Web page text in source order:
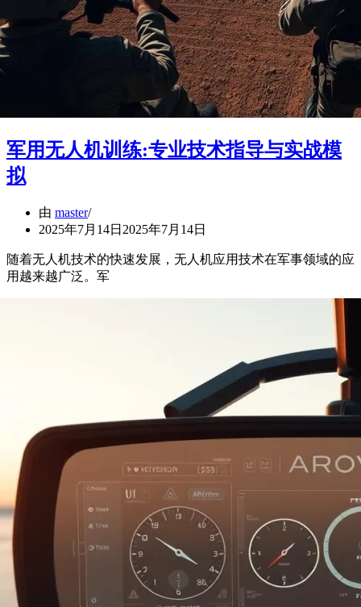
军用无人机训练:专业技术指导与实战模
拟
由 master
2025年7月14日 2025年7月14日
随着无人机技术的快速发展，无人机应用技术在军事领域的应
用越来越广泛。军